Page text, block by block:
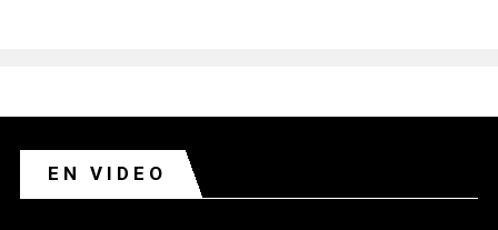
EN VIDEO